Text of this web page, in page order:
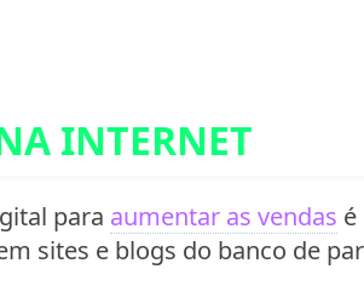
INTERNET
para aumentar as vendas
sites e blogs do banco de